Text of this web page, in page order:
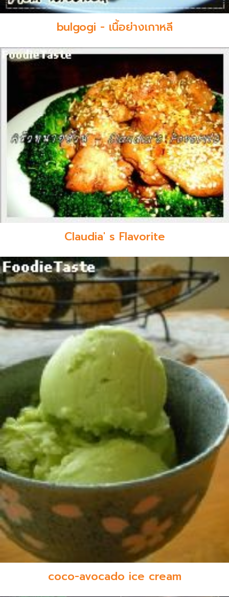
bulgogi - เนื้อย่างเกาหลี
Claudia' s Flavorite
coco-avocado ice cream